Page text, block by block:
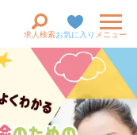
求人検索お気に入り メニュー